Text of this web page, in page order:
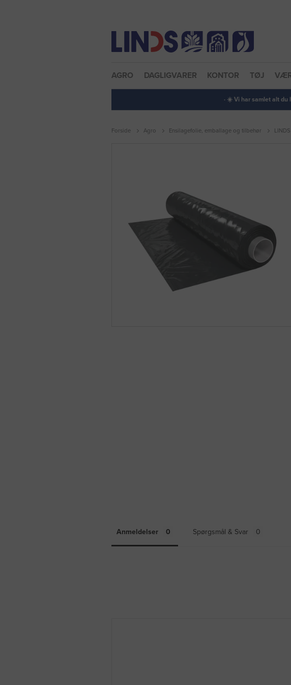
AGRO DAGLIGVARER KONTOR TØJ
· ☀️ Vi har samlet alt du
Forside Agro Ensilagefolie, emballage og tilbehør
Anmeldelser Spørgsmål & Svar